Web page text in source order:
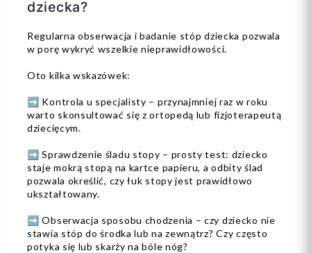
dziecka?
Regularna obserwacja i badanie stóp dziecka pozwala
w porę wykryć wszelkie nieprawidłowości.
Oto kilka wskazówek:
➡️ Kontrola u specjalisty – przynajmniej raz w roku
warto skonsultować się z ortopedą lub fizjoterapeutą
dziecięcym.
➡️ Sprawdzenie śladu stopy – prosty test: dziecko
staje mokrą stopą na kartce papieru, a odbity ślad
pozwala określić, czy łuk stopy jest prawidłowo
ukształtowany.
➡️ Obserwacja sposobu chodzenia – czy dziecko nie
stawia stóp do środka lub na zewnątrz? Czy często
potyka się lub skarży na bóle nóg?